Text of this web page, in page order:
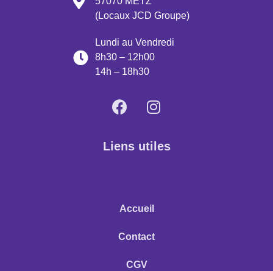
(Locaux JCD Groupe)
Lundi au Vendredi
8h30 – 12h00
14h – 18h30
Liens utiles
Accueil
Contact
CGV